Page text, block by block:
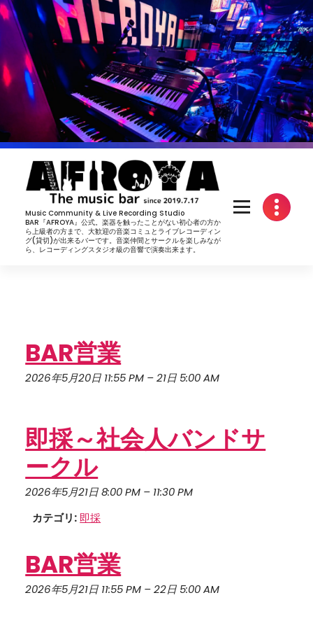
コ
ン
ツ
へ
ッ
プ
Music Community & Live Recording Studio
BAR『AFROYA』公式。楽器を触ったことがない初心者の方か
ら上級者の方まで、大歓迎の音楽コミュとライブレコーディン
グ(貸切)が出来るバーです。音楽仲間とサークルを楽しみなが
ら、レコーディングスタジオ級の音響で演奏出来ます。
BAR営業
2026年5月20日 11:55 PM –21日 5:00 AM
即採～社会人バンドサ
ークル
2026年5月21日 8:00 PM – 11:30 PM
カテゴリ: 即採
BAR営業
2026年5月21日 11:55 PM –22日 5:00 AM